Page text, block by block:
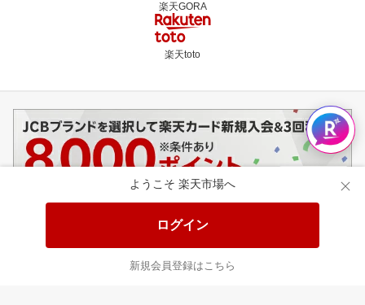
ようこそ 楽天市場へ
ログイン
新規会員登録はこちら
楽天GORA
楽天toto
このページの使いやすさはいかがですか？
3